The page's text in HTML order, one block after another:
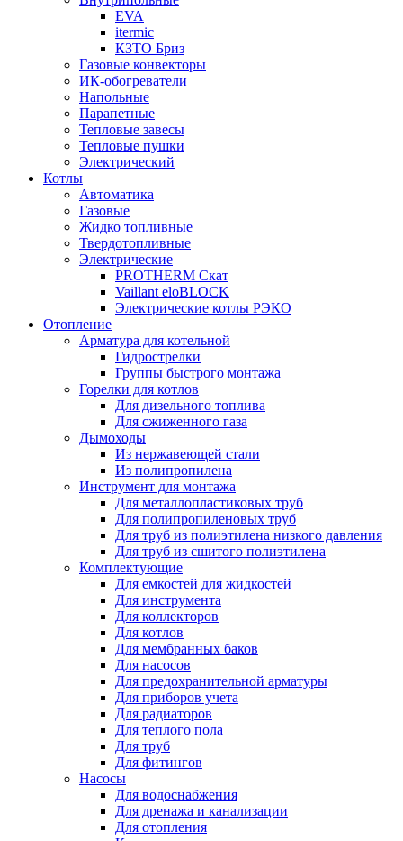
EVA
itermic
КЗТО Бриз
Газовые конвекторы
ИК-обогреватели
Напольные
Парапетные
Тепловые завесы
Тепловые пушки
Электрический
Котлы
Автоматика
Газовые
Жидко топливные
Твердотопливные
Электрические
PROTHERM Скат
Vaillant eloBLOCK
Электрические котлы РЭКО
Отопление
Арматура для котельной
Гидрострелки
Группы быстрого монтажа
Горелки для котлов
Для дизельного топлива
Для сжиженного газа
Дымоходы
Из нержавеющей стали
Из полипропилена
Инструмент для монтажа
Для металлопластиковых труб
Для полипропиленовых труб
Для труб из полиэтилена низкого давления
Для труб из сшитого полиэтилена
Комплектующие
Для емкостей для жидкостей
Для инструмента
Для коллекторов
Для котлов
Для мембранных баков
Для насосов
Для предохранительной арматуры
Для приборов учета
Для радиаторов
Для теплого пола
Для труб
Для фитингов
Насосы
Для водоснабжения
Для дренажа и канализации
Для отопления